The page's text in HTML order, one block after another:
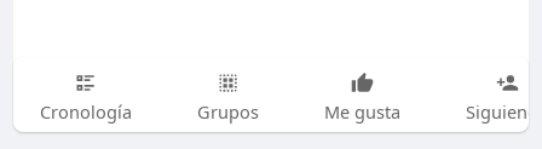
Cronología Grupos Me gusta